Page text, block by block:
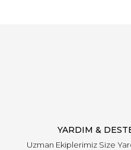
YARDIM &
Uzman Ekiplerimiz Size